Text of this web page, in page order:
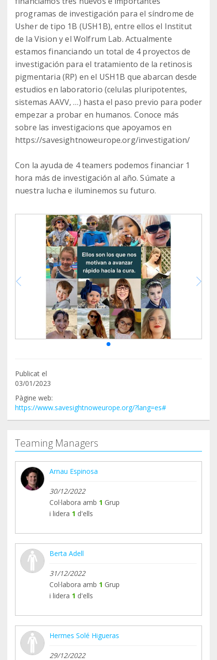
programas de investigación para el síndrome de
Usher de tipo 1B (USH1B), entre ellos el Institut
de la Vision y el Wolfrum Lab. Actualmente
estamos financiando un total de 4 proyectos de
investigación para el tratamiento de la retinosis
pigmentaria (RP) en el USH1B que abarcan desde
estudios en laboratorio (celulas pluripotentes,
sistemas AAVV, …) hasta el paso previo para poder
empezar a probar en humanos. Conoce más
sobre las investigacions que apoyamos en
https://savesightnoweurope.org/investigation/
Con la ayuda de 4 teamers podemos financiar 1
hora más de investigación al año. Súmate a
nuestra lucha e iluminemos su futuro.
Publicat el
03/01/2023
Pàgine web:
https://www.savesightnoweurope.org/?lang=es#
Teaming Managers
Arnau Espinosa
30/12/2022
Col·labora amb 1 Grup
i lidera 1 d'ells
Berta Adell
31/12/2022
Col·labora amb 1 Grup
i lidera 1 d'ells
Hermes Solé Higueras
29/12/2022